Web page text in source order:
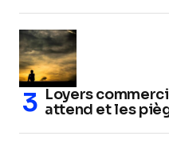
Loyers
attend et les